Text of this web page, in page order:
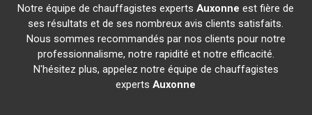
Notre équipe de chauffagistes expertsAuxonne est fière de
ses résultats et de ses nombreux avis clients satisfaits.
Nous sommes recommandés par nos clients pour notre
professionnalisme, notre rapidité et notre efficacité.
N'hésitez plus, appelez notre équipe de chauffagistes
expertsAuxonne